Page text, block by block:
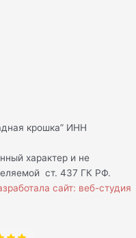
крошка” ИНН
характер и не
ст. 437 ГК РФ.
сайт: веб-студия